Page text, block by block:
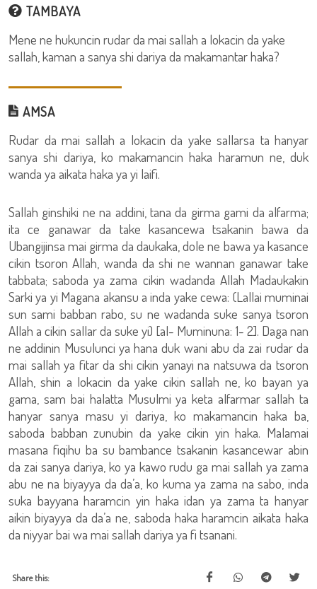
TAMBAYA
Mene ne hukuncin rudar da mai sallah a lokacin da yake
sallah, kaman a sanya shi dariya da makamantar haka?
AMSA
Rudar da mai sallah a lokacin da yake sallarsa ta hanyar
sanya shi dariya, ko makamancin haka haramun ne, duk
wanda ya aikata haka ya yi laifi.
Sallah ginshiki ne na addini, tana da girma gami da alfarma;
ita ce ganawar da take kasancewa tsakanin bawa da
Ubangijinsa mai girma da daukaka, dole ne bawa ya kasance
cikin tsoron Allah, wanda da shi ne wannan ganawar take
tabbata; saboda ya zama cikin wadanda Allah Madaukakin
Sarki ya yi Magana akansu a inda yake cewa: (Lallai muminai
sun sami babban rabo, su ne wadanda suke sanya tsoron
Allah a cikin sallar da suke yi) [al- Muminuna: 1- 2]. Daga nan
ne addinin Musulunci ya hana duk wani abu da zai rudar da
mai sallah ya fitar da shi cikin yanayi na natsuwa da tsoron
Allah, shin a lokacin da yake cikin sallah ne, ko bayan ya
gama, sam bai halatta Musulmi ya keta alfarmar sallah ta
hanyar sanya masu yi dariya, ko makamancin haka ba,
saboda babban zunubin da yake cikin yin haka. Malamai
masana fiqihu ba su bambance tsakanin kasancewar abin
da zai sanya dariya, ko ya kawo rudu ga mai sallah ya zama
abu ne na biyayya da da’a, ko kuma ya zama na sabo, inda
suka bayyana haramcin yin haka idan ya zama ta hanyar
aikin biyayya da da’a ne, saboda haka haramcin aikata haka
da niyyar bai wa mai sallah dariya ya fi tsanani.
Share this: